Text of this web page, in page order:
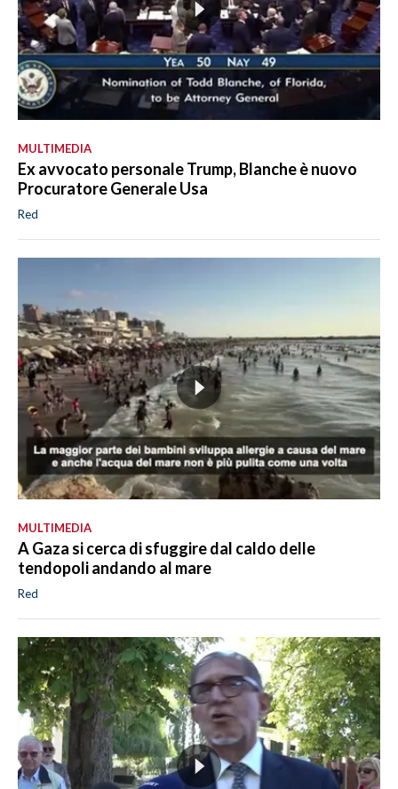
MULTIMEDIA
Ex avvocato personale Trump, Blanche è nuovo
Procuratore Generale Usa
Red
MULTIMEDIA
A Gaza si cerca di sfuggire dal caldo delle
tendopoli andando al mare
Red